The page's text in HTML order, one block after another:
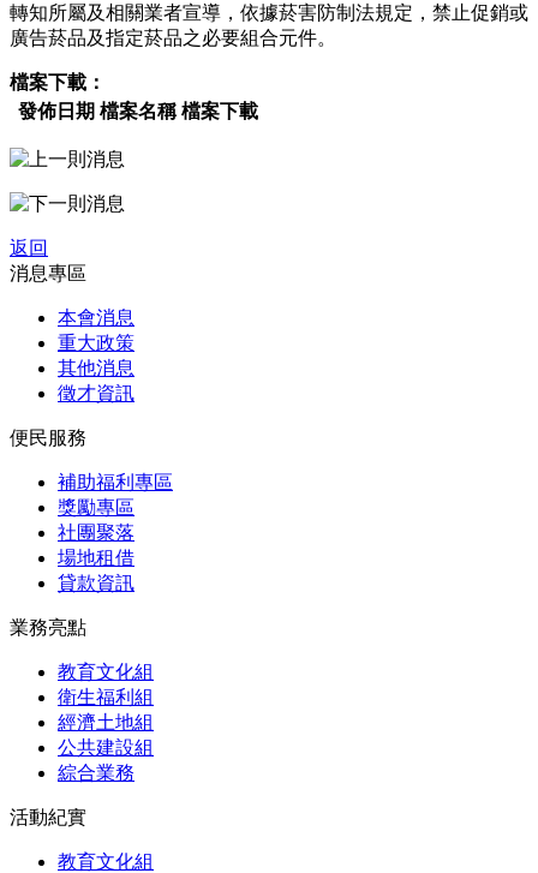
轉知所屬及相關業者宣導，依據菸害防制法規定，禁止促銷或
廣告菸品及指定菸品之必要組合元件。
檔案下載：
發佈日期 檔案名稱 檔案下載
返回
消息專區
本會消息
重大政策
其他消息
徵才資訊
便民服務
補助福利專區
獎勵專區
社團聚落
場地租借
貸款資訊
業務亮點
教育文化組
衛生福利組
經濟土地組
公共建設組
綜合業務
活動紀實
教育文化組